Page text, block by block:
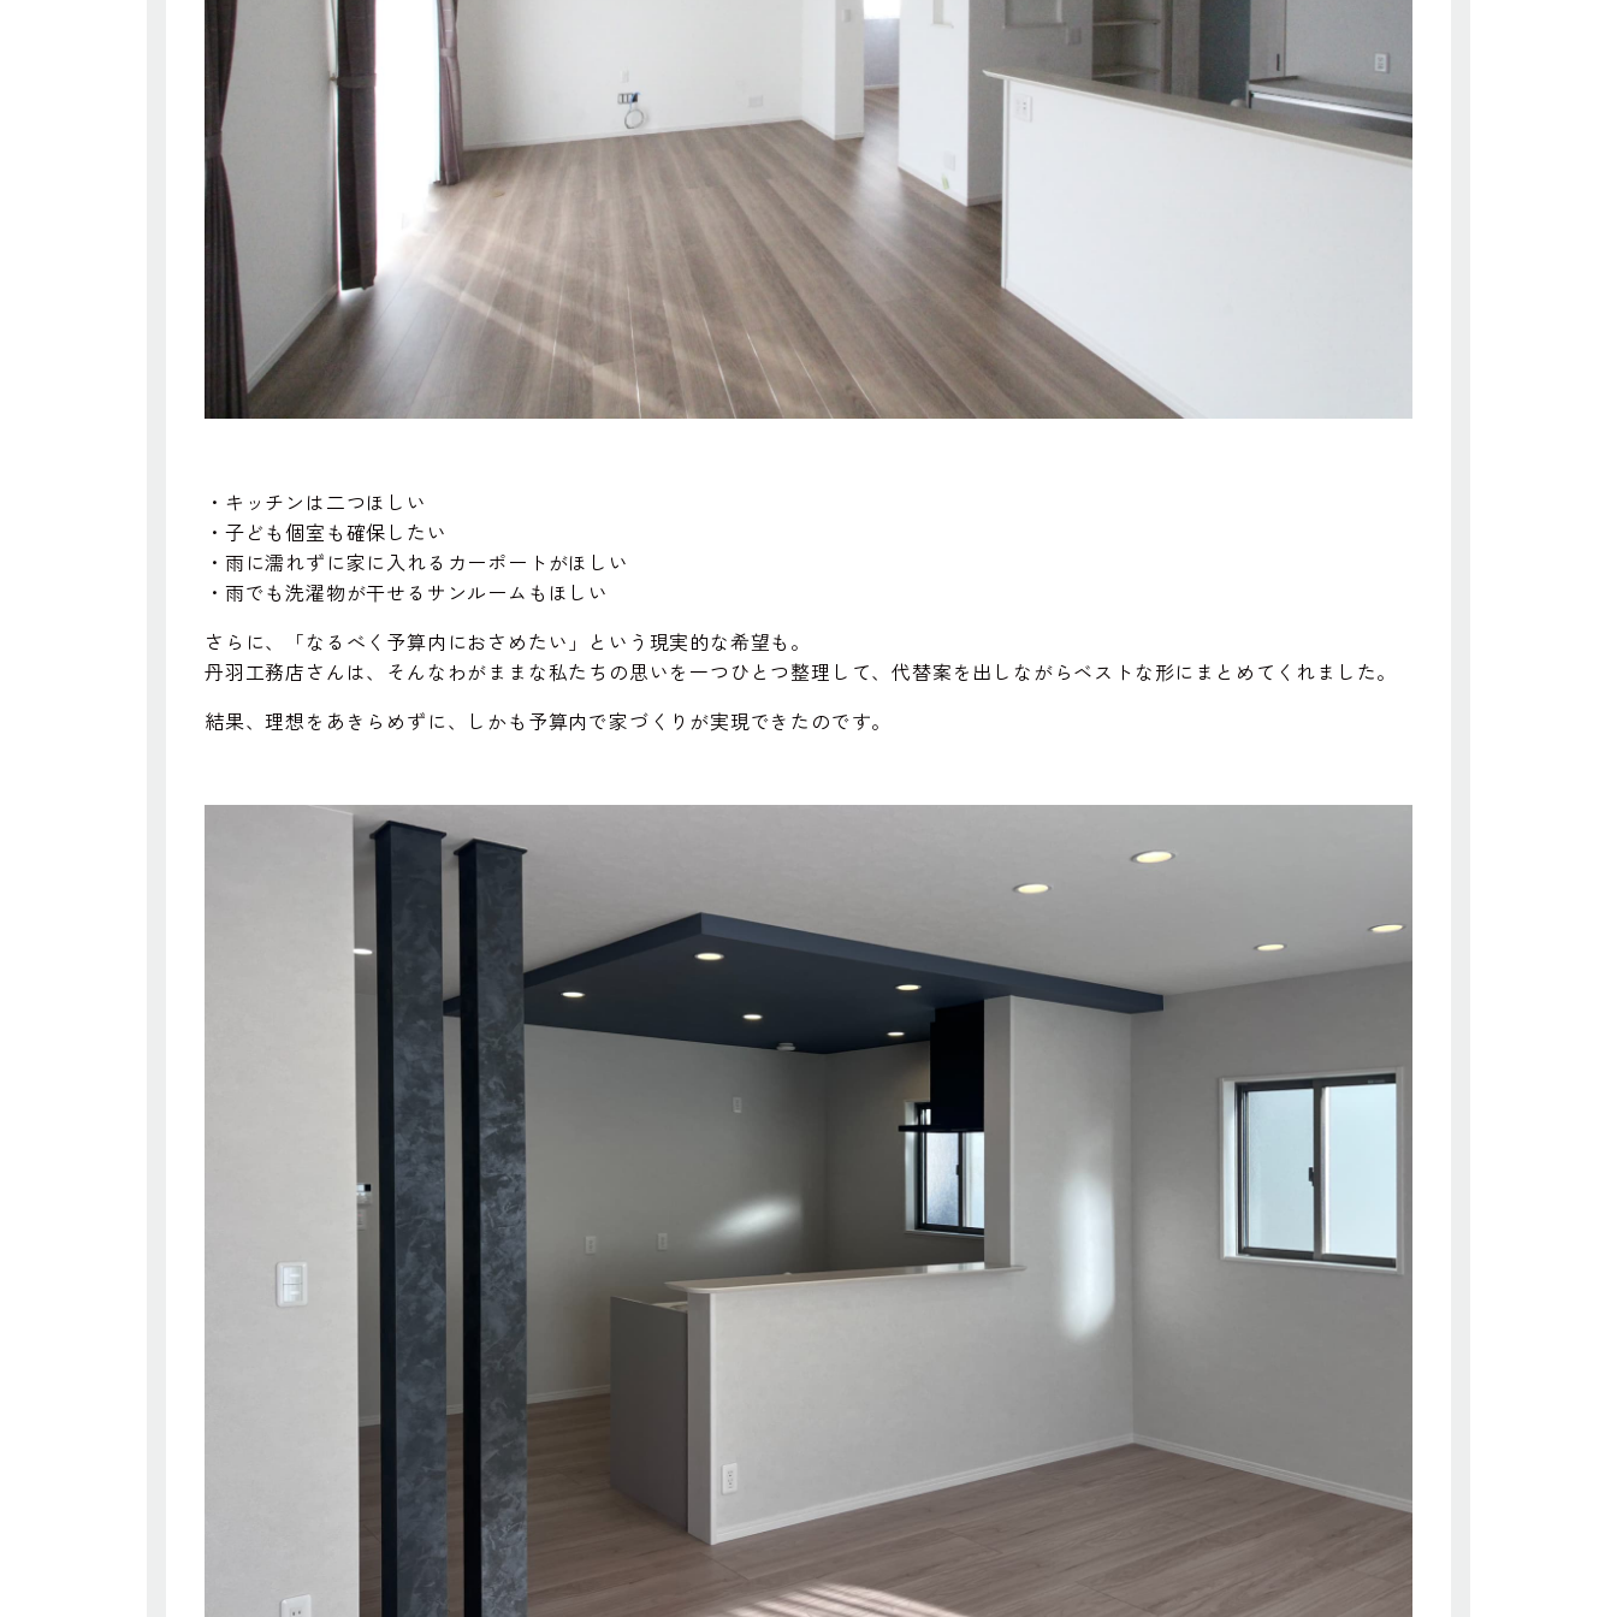
・キッチンは二つほしい
・子ども個室も確保したい
・雨に濡れずに家に入れるカーポートがほしい
・雨でも洗濯物が干せるサンルームもほしい
さらに、「なるべく予算内におさめたい」という現実的な希望も。
丹羽工務店さんは、そんなわがままな私たちの思いを一つひとつ整理して、代替案を出しながらベストな形にまとめてくれました。
結果、理想をあきらめずに、しかも予算内で家づくりが実現できたのです。